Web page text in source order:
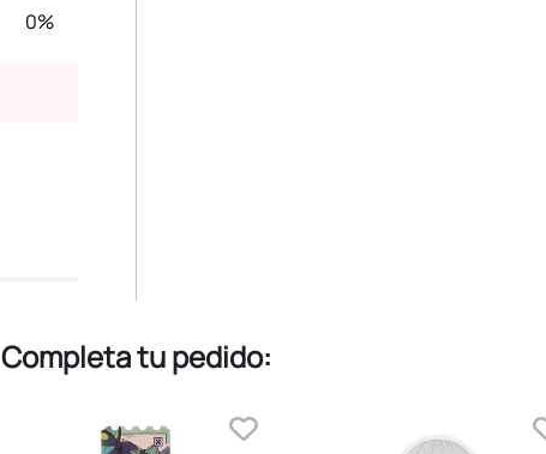
0%
Completa tu pedido: